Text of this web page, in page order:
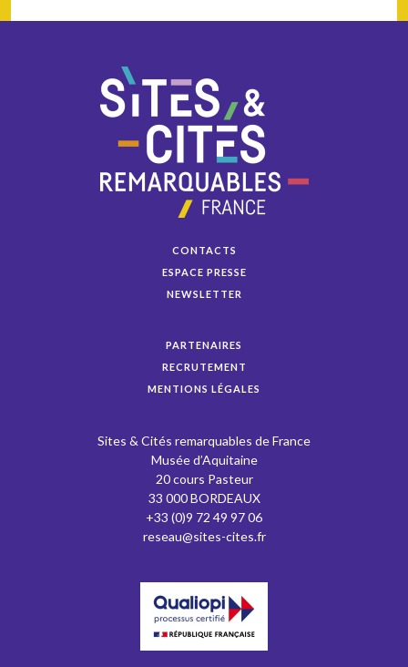
CONTACTS
ESPACE PRESSE
NEWSLETTER
PARTENAIRES
RECRUTEMENT
MENTIONS LÉGALES
Sites & Cités remarquables de France
Musée d’Aquitaine
20 cours Pasteur
33 000 BORDEAUX
+33 (0)9 72 49 97 06
reseau@sites-cites.fr